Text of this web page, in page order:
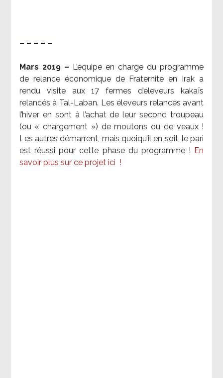
– – – – –
Mars 2019 – L’équipe en charge du programme
de relance économique de Fraternité en Irak a
rendu visite aux 17 fermes d’éleveurs kakaïs
relancés à Tal-Laban. Les éleveurs relancés avant
l’hiver en sont à l’achat de leur second troupeau
(ou « chargement ») de moutons ou de veaux !
Les autres démarrent, mais quoiqu’il en soit, le pari
est réussi pour cette phase du programme ! En
savoir plus sur ce projet ici !